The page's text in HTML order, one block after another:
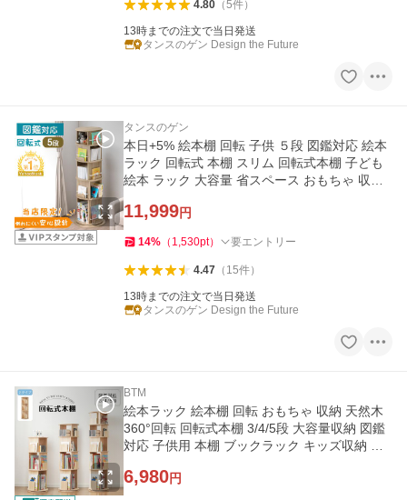
4.80（5件）
13時までの注文で当日発送
タンスのゲン Design the Future
タンスのゲン
本日+5% 絵本棚 回転 子供 ５段 図鑑対応 絵本
ラック 回転式 本棚 スリム 回転式本棚 子ども
絵本 ラック 大容量 省スペース おもちゃ 収納
11,999円
14% （ 1,530pt） 要エントリー
4.47（ 15件）
13時までの注文で当日発送
タンスのゲン Design the Future
BTM
絵本ラック 絵本棚 回転 おもちゃ 収納 天然木
360°回転 回転式本棚 3/4/5段 大容量収納 図鑑
対応 子供用 本棚 ブックラック キッズ収納 ス
6,980円